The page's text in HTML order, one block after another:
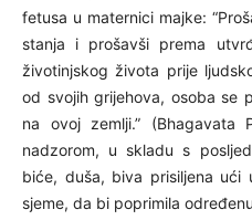
fetusa u maternici majke:
stanja i prošavši prema
životinjskog života prije
od svojih grijehova, osoba se
na ovoj zemlji.” (Bhagavata
nadzorom, u skladu s
biće, duša, biva prisiljena ući
sjeme, da bi poprimila